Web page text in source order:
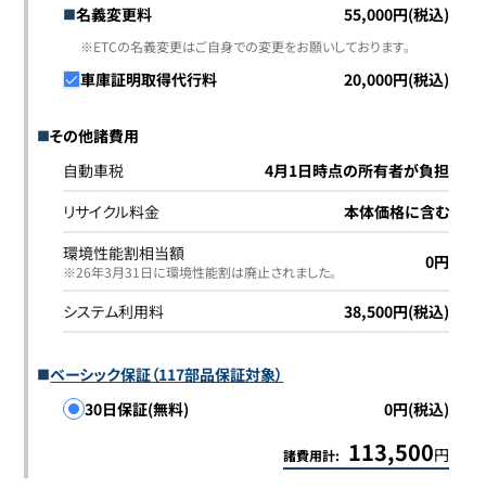
名義変更料 55,000円(税込)
※ETCの名義変更はご自身での変更をお願いしております。
車庫証明取得代行料 20,000円(税込)
その他諸費用
自動車税
4月1日時点の所有者が負担
リサイクル料金
本体価格に含む
環境性能割相当額
※26年3月31日に環境性能割は廃止されました｡ 0円
システム利用料 38,500円(税込)
ベーシック保証（117部品保証対象）
30日保証(無料)
0円(税込)
諸費用計: 113,500円